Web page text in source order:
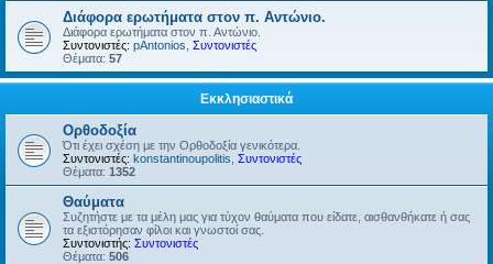
Διάφορα ερωτήματα στον π. Αντώνιο.
Διάφορα ερωτήματα στον π. Αντώνιο.
Συντονιστές: pAntonios Συντονιστές
Θέματα: 57
Εκκλησιαστικά
Ορθοδοξία
Ότι έχει σχέση με την Ορθοδοξία γενικότερα.
Συντονιστές: konstantinoupolitis Συντονιστές
Θέματα: 1352
Θαύματα
Συζητήστε με τα μέλη μας για τύχον θαύματα που είδατε, αισθανθήκατε ή σας
τα εξιστόρησαν φίλοι και γνωστοί σας.
Συντονιστής: Συντονιστές
Θέματα: 506